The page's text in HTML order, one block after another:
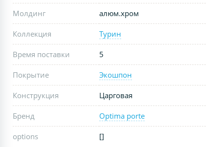
Молдинг алюм.хром
Коллекция Турин
Время поставки 5
Покрытие Экошпон
Конструкция Царговая
Бренд Optima porte
options []